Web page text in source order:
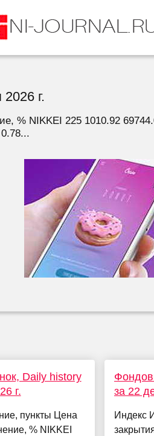
г.
% NIKKEI 225 1010.92
Daily history
г.
пункты Цена
% NIKKEI
за 22
Индекс